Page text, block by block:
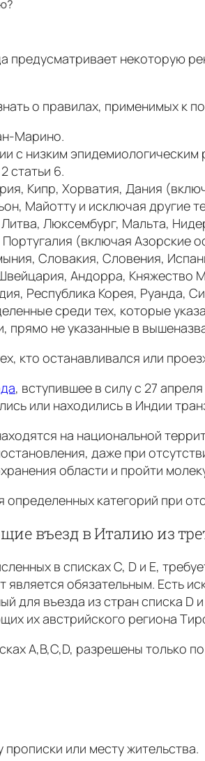
предусматривает некоторую
о правилах, применимых к
Марино.
с низким
статьи 6.
Кипр, Хорватия, Дания
Майотту и исключая
Люксембург, Мальта,
(включая
Словакия, Словения,
Андорра, Княжество
Республика Корея, Руанда,
среди тех, которые
прямо не указанные в
кто останавливался или
, вступившее в силу с 27
или находились в Индии
на национальной
даже при
области и пройти
категорий при
въезд в Италию из
в списках C, D и E,
обязательным. Есть
для въезда из стран списка D
их австрийского региона
А,B,C,D, разрешены только
или месту жительства.